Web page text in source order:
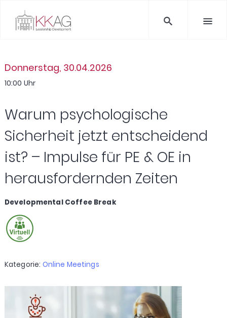
Warum psychologische
Sicherheit jetzt entscheidend
ist? – Impulse für PE & OE in
herausfordernden Zeiten
Donnerstag, 30.04.2026
10:00 Uhr
Developmental Coffee Break
Kategorie: Online Meetings